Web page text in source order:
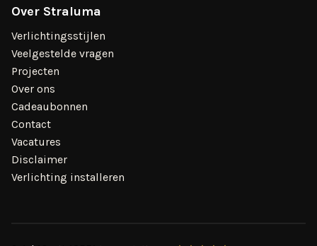
Over Straluma
Verlichtingsstijlen
Veelgestelde vragen
Projecten
Over ons
Cadeaubonnen
Contact
Vacatures
Disclaimer
Verlichting installeren